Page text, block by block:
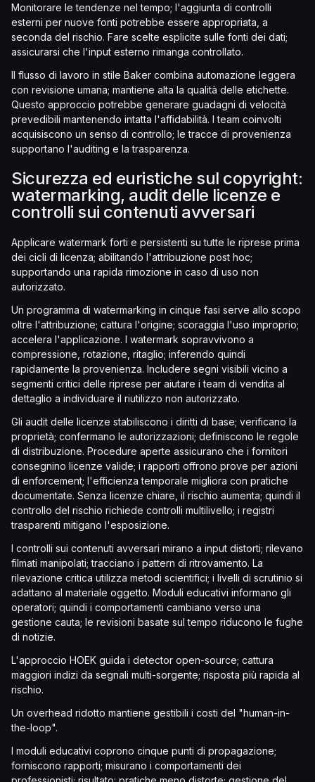
Monitorare le tendenze nel tempo; l'aggiunta di controlli
esterni per nuove fonti potrebbe essere appropriata, a
seconda del rischio. Fare scelte esplicite sulle fonti dei dati;
assicurarsi che l'input esterno rimanga controllato.
Il flusso di lavoro in stile Baker combina automazione leggera
con revisione umana; mantiene alta la qualità delle etichette.
Questo approccio potrebbe generare guadagni di velocità
prevedibili mantenendo intatta l'affidabilità. I team coinvolti
acquisiscono un senso di controllo; le tracce di provenienza
supportano l'auditing e la trasparenza.
Sicurezza ed euristiche sul copyright:
watermarking, audit delle licenze e
controlli sui contenuti avversari
Applicare watermark forti e persistenti su tutte le riprese prima
dei cicli di licenza; abilitando l'attribuzione post hoc;
supportando una rapida rimozione in caso di uso non
autorizzato.
Un programma di watermarking in cinque fasi serve allo scopo
oltre l'attribuzione; cattura l'origine; scoraggia l'uso improprio;
accelera l'applicazione. I watermark sopravvivono a
compressione, rotazione, ritaglio; inferendo quindi
rapidamente la provenienza. Includere segni visibili vicino a
segmenti critici delle riprese per aiutare i team di vendita al
dettaglio a individuare il riutilizzo non autorizzato.
Gli audit delle licenze stabiliscono i diritti di base; verificano la
proprietà; confermano le autorizzazioni; definiscono le regole
di distribuzione. Procedure aperte assicurano che i fornitori
consegnino licenze valide; i rapporti offrono prove per azioni
di enforcement; l'efficienza temporale migliora con pratiche
documentate. Senza licenze chiare, il rischio aumenta; quindi il
controllo del rischio richiede controlli multilivello; i registri
trasparenti mitigano l'esposizione.
I controlli sui contenuti avversari mirano a input distorti; rilevano
filmati manipolati; tracciano i pattern di ritrovamento. La
rilevazione critica utilizza metodi scientifici; i livelli di scrutinio si
adattano al materiale oggetto. Moduli educativi informano gli
operatori; quindi i comportamenti cambiano verso una
gestione cauta; le revisioni basate sul tempo riducono le fughe
di notizie.
L'approccio HOEK guida i detector open-source; cattura
maggiori indizi da segnali multi-sorgente; risposta più rapida al
rischio.
Un overhead ridotto mantiene gestibili i costi del "human-in-
the-loop".
I moduli educativi coprono cinque punti di propagazione;
forniscono rapporti; misurano i comportamenti dei